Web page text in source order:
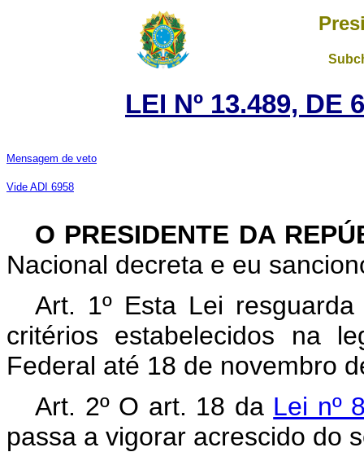
LEI Nº 13.489, DE
Mensagem de veto
Vide ADI 6958
O PRESIDENTE DA
Nacional decreta e eu
Art. 1º Esta Lei
critérios estabelecidos na
Federal até 18 de novembro
Art. 2º O art. 18 da Lei nº
passa a vigorar acrescido do